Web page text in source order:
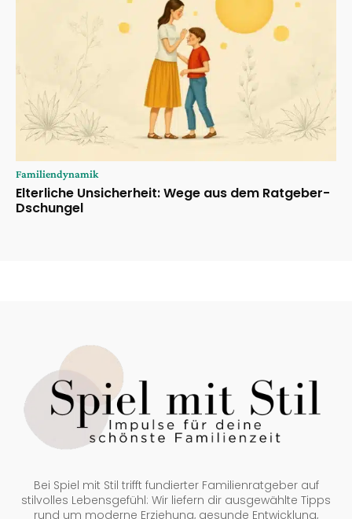
Familiendynamik
Elterliche Unsicherheit: Wege aus dem Ratgeber-
Dschungel
Bei Spiel mit Stil trifft fundierter Familienratgeber auf
stilvolles Lebensgefühl: Wir liefern dir ausgewählte Tipps
rund um moderne Erziehung, gesunde Entwicklung,